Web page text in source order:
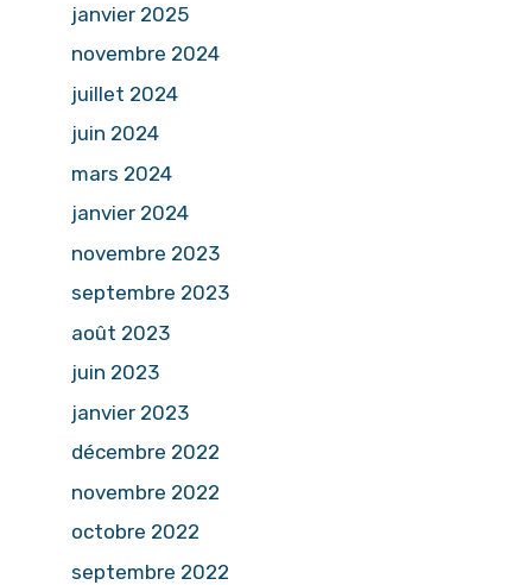
janvier 2025
novembre 2024
juillet 2024
juin 2024
mars 2024
janvier 2024
novembre 2023
septembre 2023
août 2023
juin 2023
janvier 2023
décembre 2022
novembre 2022
octobre 2022
septembre 2022